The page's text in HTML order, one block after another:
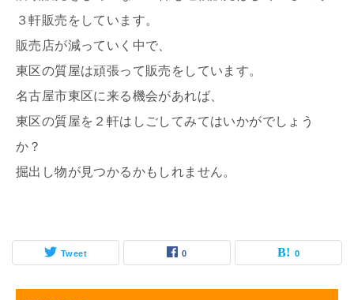
３軒販売をしています。
販売店が減っていく中で、
東区の質屋は頑張って販売をしています。
名古屋市東区に来る機会があれば、
東区の質屋を２軒はしごしてみてはいかがでしょう
か？
掘出し物が見つかるかもしれません。
Tweet 0 0